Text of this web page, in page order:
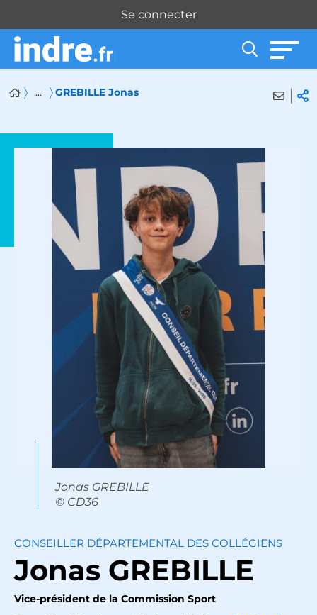
Panneau de gestion des cookies
Se connecter
... GREBILLE Jonas
Jonas GREBILLE
© CD36
CONSEILLER DÉPARTEMENTAL DES COLLÉGIENS
Jonas GREBILLE
Vice-président de la Commission Sport